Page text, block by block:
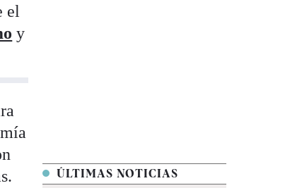
el
y
ÚLTIMAS NOTICIAS